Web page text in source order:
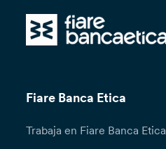
Fiare Banca Etica
Trabaja en Fiare Banca Etica